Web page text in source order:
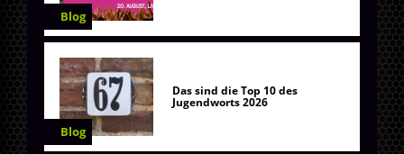
Blog
Blog
Das sind die Top 10 des
Jugendworts 2026